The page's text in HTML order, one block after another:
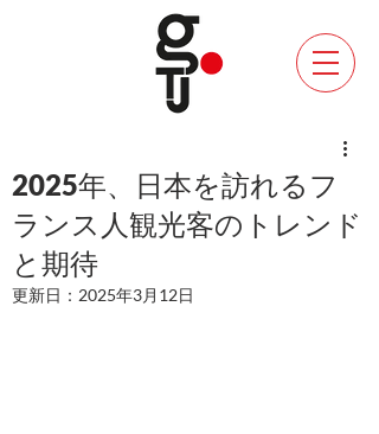
2025年、日本を訪れるフ
ランス人観光客のトレンド
と期待
更新日： 2025年3月12日